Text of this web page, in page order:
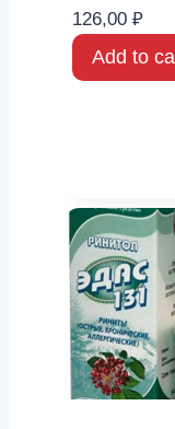
126,00 ₽
Add to